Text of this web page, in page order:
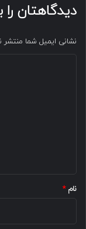
دیدگاهتان
نشانی ایمیل شما
نام*